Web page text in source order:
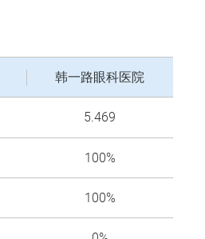
韩一路眼科医院
5.469
100%
100%